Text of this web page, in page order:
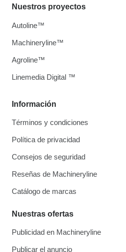
Información
Términos y condiciones
Política de privacidad
Consejos de seguridad
Reseñas de Machineryline
Catálogo de marcas
Nuestras ofertas
Publicidad en Machineryline
Publicar el anuncio
Nuestros proyectos
Autoline™
Machineryline™
Agroline™
Linemedia Digital ™